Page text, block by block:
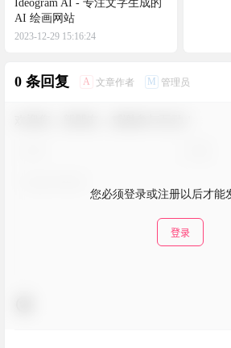
Ideogram AI - 专注文字生成的
AI 绘画网站
2023-12-29 15:16:24
0 条回复 A 文章作者 M 管理员
您必须登录或注册以后才能
登录